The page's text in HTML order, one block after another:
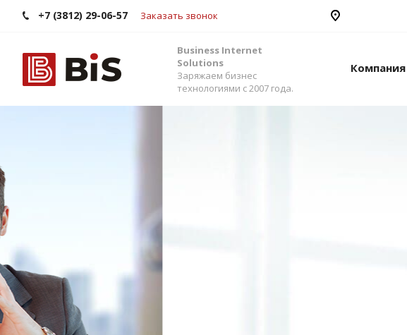
+7 (3812) 29-06-57 Заказать звонок
Business Internet
Solutions
Заряжаем бизнес
технологиями с 2007 года.
Компания
Внедрение Битрикс24
Стройте работу в команде, управляйте продажами и компанией с
помощью одной из самых популярных CRM-систем.
сервисами и автоматизировать бизнес-процессы.